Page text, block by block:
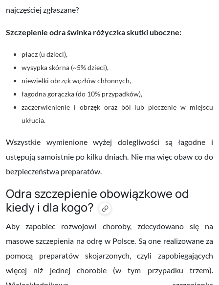
najczęściej zgłaszane?
Szczepienie odra świnka różyczka skutki uboczne:
płacz (u dzieci),
wysypka skórna (~5% dzieci),
niewielki obrzęk węzłów chłonnych,
łagodna gorączka (do 10% przypadków),
zaczerwienienie i obrzęk oraz ból lub pieczenie w miejscu
ukłucia.
Wszystkie wymienione wyżej dolegliwości są łagodne i
ustępują samoistnie po kilku dniach. Nie ma więc obaw co do
bezpieczeństwa preparatów.
Odra szczepienie obowiązkowe od
kiedy i dla kogo?
Aby zapobiec rozwojowi choroby, zdecydowano się na
masowe szczepienia na odrę w Polsce. Są one realizowane za
pomocą preparatów skojarzonych, czyli zapobiegających
więcej niż jednej chorobie (w tym przypadku trzem).